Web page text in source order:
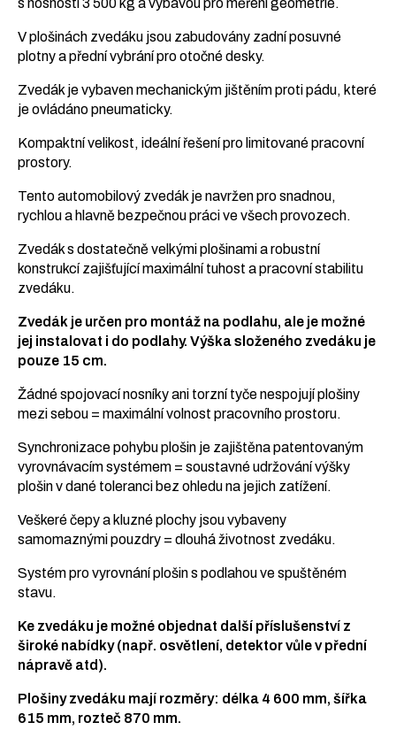
V plošinách zvedáku jsou zabudovány zadní posuvné
plotny a přední vybrání pro otočné desky.
Zvedák je vybaven mechanickým jištěním proti pádu, které
je ovládáno pneumaticky.
Kompaktní velikost, ideální řešení pro limitované pracovní
prostory.
Tento automobilový zvedák je navržen pro snadnou,
rychlou a hlavně bezpečnou práci ve všech provozech.
Zvedák s dostatečně velkými plošinami a robustní
konstrukcí zajišťující maximální tuhost a pracovní stabilitu
zvedáku.
Zvedák je určen pro montáž na podlahu, ale je možné
jej instalovat i do podlahy. Výška složeného zvedáku je
pouze 15 cm.
Žádné spojovací nosníky ani torzní tyče nespojují plošiny
mezi sebou = maximální volnost pracovního prostoru.
Synchronizace pohybu plošin je zajištěna patentovaným
vyrovnávacím systémem = soustavné udržování výšky
plošin v dané toleranci bez ohledu na jejich zatížení.
Veškeré čepy a kluzné plochy jsou vybaveny
samomaznými pouzdry = dlouhá životnost zvedáku.
Systém pro vyrovnání plošin s podlahou ve spuštěném
stavu.
Ke zvedáku je možné objednat další příslušenství z
široké nabídky (např. osvětlení, detektor vůle v přední
nápravě atd).
Plošiny zvedáku mají rozměry: délka 4 600 mm, šířka
615 mm, rozteč 870 mm.